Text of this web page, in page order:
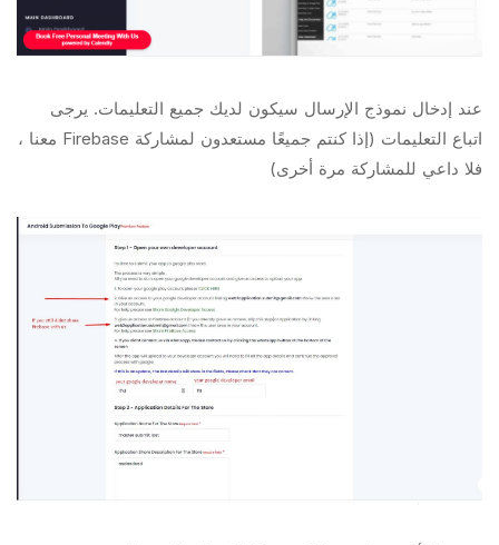
عند إدخال نموذج الإرسال سيكون لديك جميع التعليمات. يرجى
اتباع التعليمات (إذا كنتم جميعًا مستعدون لمشاركة Firebase معنا ،
فلا داعي للمشاركة مرة أخرى)